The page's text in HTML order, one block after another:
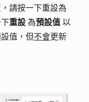
請按一下重設為
重設 為預設值 以
值，但不會更新